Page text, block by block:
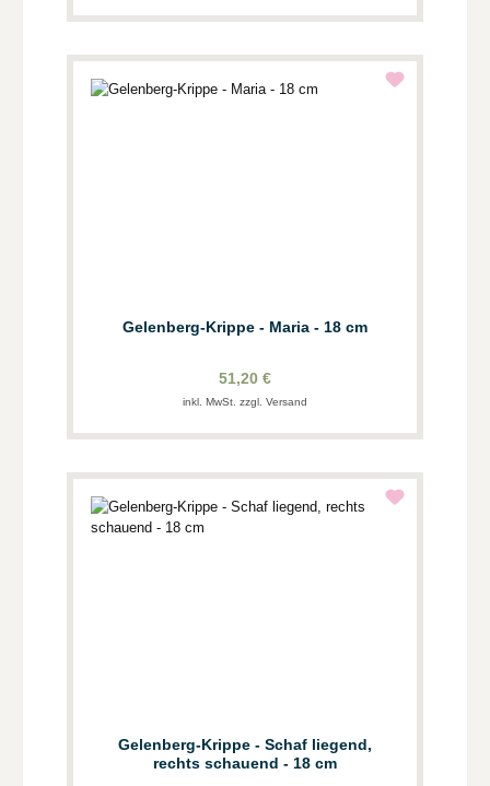
Gelenberg-Krippe - Maria - 18 cm
51,20 €
inkl. MwSt. zzgl. Versand
Gelenberg-Krippe - Schaf liegend,
rechts schauend - 18 cm